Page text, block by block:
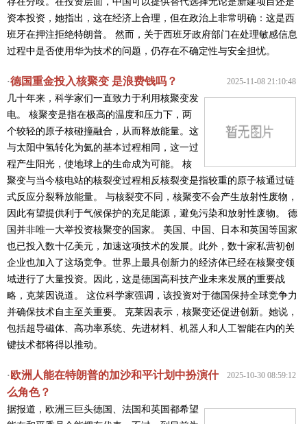
资本投资，她指出，这在经济上合理，但在政治上非常明确：这是西
班牙在押注拒绝特朗普。 然而，关于西班牙政府部门在处理敏感信息
过程中是否使用华为技术的问题，仍存在不确定性与安全担忧。
2025-11-08 21:10:48
·德国重金投入核聚变 是浪费钱吗？
几十年来，科学家们一直致力于利用核聚变发
电。 核聚变是指在极高的温度和压力下，两
个较轻的原子核碰撞融合，从而释放能量。这
与太阳中氢转化为氦的基本过程相同，这一过
程产生阳光，使地球上的生命成为可能。 核
聚变与当今核电站的核裂变过程相反核裂变是指较重的原子核通过链
式反应分裂释放能量。 与核裂变不同，核聚变不会产生放射性废物，
因此有望提供利于气候保护的充足能源，避免污染和放射性废物。 德
国并非唯一大举投资核聚变的国家。 美国、中国、日本和英国等国家
也已投入数十亿美元，加速这项技术的发展。此外，数十家私营初创
企业也加入了这场竞争。 ​世界上最具创新力的经济体已经在核聚变领
域进行了大量投资。因此，这是德国高科技产业未来发展的重要战
略，克莱因说道。 这位科学家强调，该投资对于德国保持全球竞争力
并确保技术自主至关重要。 克莱因表示，核聚变还促进创新。她说，
包括超导磁体、高功率系统、先进材料、机器人和人工智能在内的关
键技术都将得以推动。
2025-10-30 08:59:12
· 欧洲人能在特朗普的加沙和平计划中扮演什
么角色？
据报道，欧洲三巨头德国、法国和英国都希望